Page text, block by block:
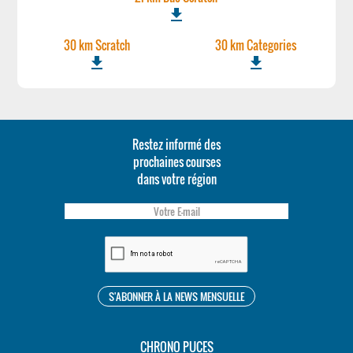
file_download
30 km Scratch
file_download
30 km Categories
file_download
Restez informé des
prochaines courses
dans votre région
CHRONO PUCES